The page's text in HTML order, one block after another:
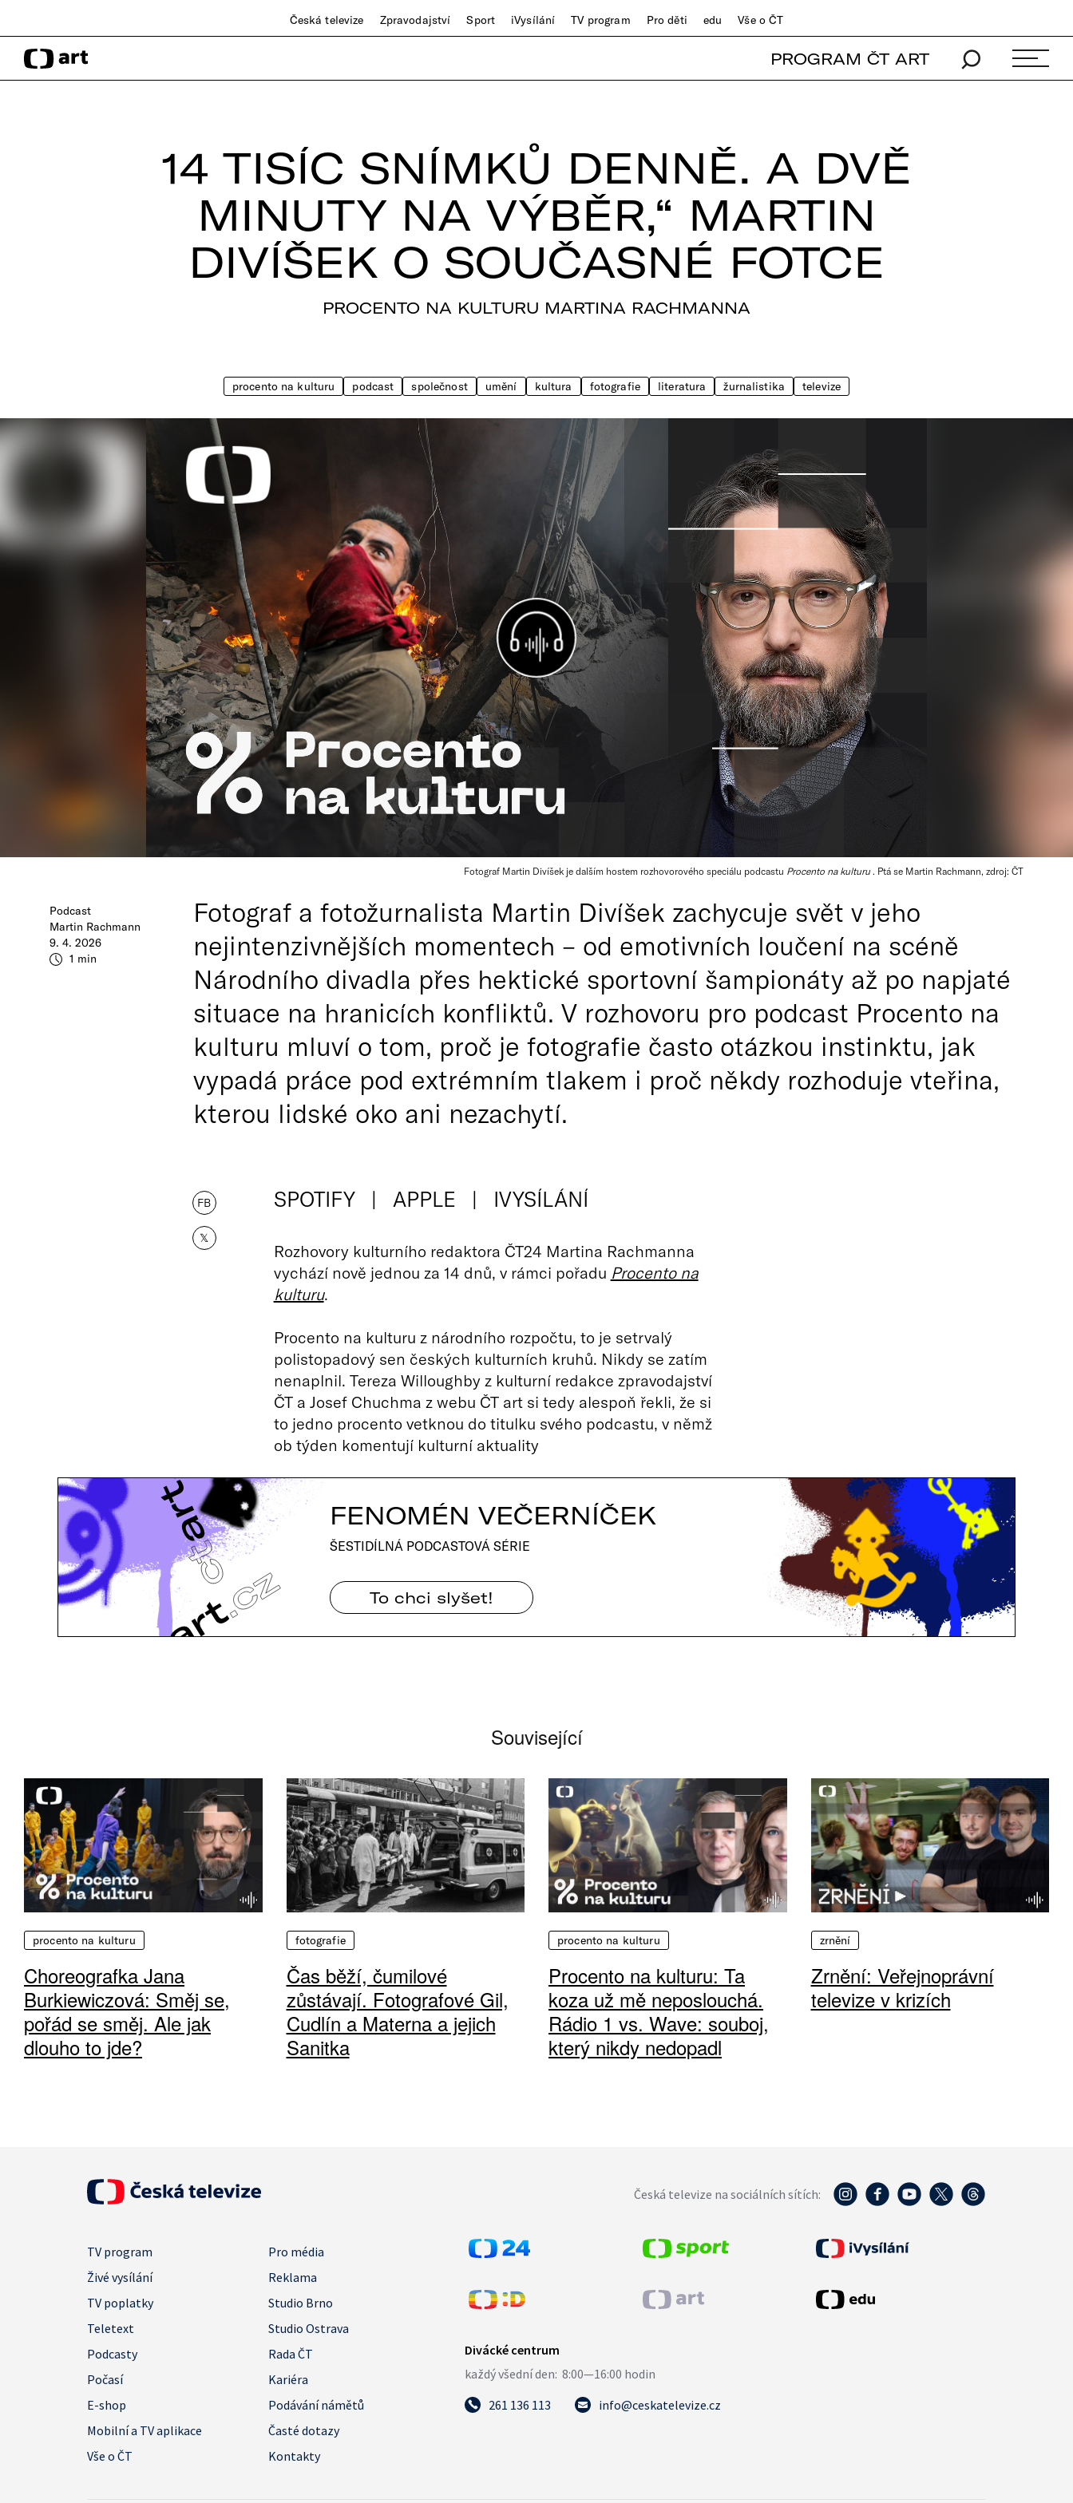
Česká televize Zpravodajství Sport iVysílání TV program Pro děti edu Vše o ČT
PROGRAM ČT ART
14 TISÍC SNÍMKŮ DENNĚ. A DVĚ
MINUTY NA VÝBĚR,“ MARTIN
DIVÍŠEK O SOUČASNÉ FOTCE
PROCENTO NA KULTURU MARTINA RACHMANNA
procento na kulturu podcast společnost umění kultura fotografie literatura žurnalistika televize
Fotograf Martin Divíšek je dalším hostem rozhovorového speciálu podcastu Procento na kulturu. Ptá se Martin Rachmann, zdroj: ČT
Podcast
Martin Rachmann
9. 4. 2026
1 min
Fotograf a fotožurnalista Martin Divíšek zachycuje svět v jeho
nejintenzivnějších momentech – od emotivních loučení na scéně
Národního divadla přes hektické sportovní šampionáty až po napjaté
situace na hranicích konfliktů. V rozhovoru pro podcast Procento na
kulturu mluví o tom, proč je fotografie často otázkou instinktu, jak
vypadá práce pod extrémním tlakem i proč někdy rozhoduje vteřina,
kterou lidské oko ani nezachytí.
FB
𝕏
SPOTIFY APPLE IVYSÍLÁNÍ
Rozhovory kulturního redaktora ČT24 Martina Rachmanna
vychází nově jednou za 14 dnů, v rámci pořadu Procento na
kulturu.
Procento na kulturu z národního rozpočtu, to je setrvalý
polistopadový sen českých kulturních kruhů. Nikdy se zatím
nenaplnil. Tereza Willoughby z kulturní redakce zpravodajství
ČT a Josef Chuchma z webu ČT art si tedy alespoň řekli, že si
to jedno procento vetknou do titulku svého podcastu, v němž
ob týden komentují kulturní aktuality
FENOMÉN VEČERNÍČEK
ŠESTIDÍLNÁ PODCASTOVÁ SÉRIE
To chci slyšet!
Související
procento na kulturu
Choreografka Jana
Burkiewiczová: Směj se,
pořád se směj. Ale jak
dlouho to jde?
fotografie
Čas běží, čumilové
zůstávají. Fotografové Gil,
Cudlín a Materna a jejich
Sanitka
procento na kulturu
Procento na kulturu: Ta
koza už mě neposlouchá.
Rádio 1 vs. Wave: souboj,
který nikdy nedopadl
zrnění
Zrnění: Veřejnoprávní
televize v krizích
Česká televize na sociálních sítích:
TV program
Pro média
Živé vysílání
Reklama
TV poplatky
Studio Brno
Teletext
Studio Ostrava
Podcasty
Rada ČT
Počasí
Kariéra
E-shop
Podávání námětů
Mobilní a TV aplikace
Časté dotazy
Vše o ČT
Kontakty
261 136 113 info@ceskatelevize.cz